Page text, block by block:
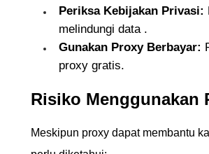
Periksa Kebijakan Privasi:
melindungi data .
Gunakan Proxy Berbayar:
proxy gratis.
Risiko Menggunakan
Meskipun proxy dapat membantu